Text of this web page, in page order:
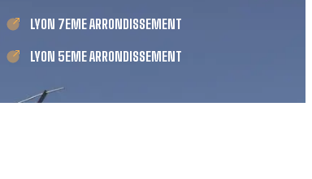
LYON 7EME ARRONDISSEMENT
LYON 5EME ARRONDISSEMENT